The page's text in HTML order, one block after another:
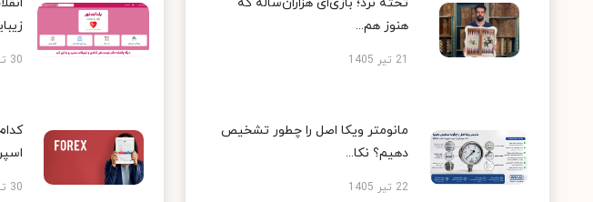
هنوز هم...
21 تیر 1405
مانومتر ویکا اصل را چطور تشخیص
دهیم؟ نکا...
22 تیر 1405
30 تیر 1405
30 تیر 1405